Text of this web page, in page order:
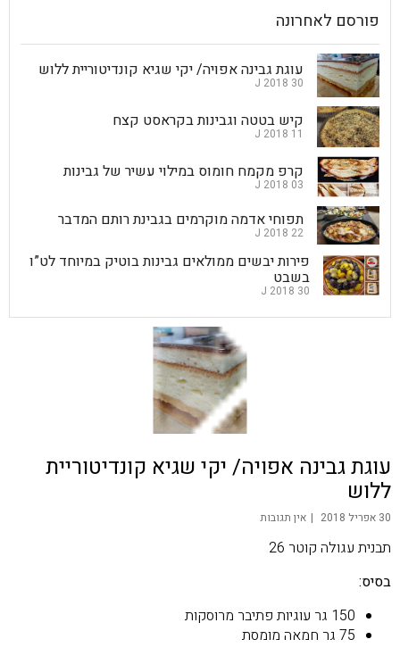
פורסם לאחרונה
עוגת גבינה אפויה/ יקי שגיא קונדיטוריית ללוש
30 J 2018
קיש בטטה וגבינות בקראסט קצח
11 J 2018
קרפ מקמח חומוס במילוי עשיר של גבינות
03 J 2018
תפוחי אדמה מוקרמים בגבינת רותם המדבר
22 J 2018
פירות יבשים ממולאים גבינות בוטיק במיוחד לט”ו
בשבט
30 J 2018
עוגת גבינה אפויה/ יקי שגיא קונדיטוריית
ללוש
30 אפריל 2018 אין תגובות
תבנית עגולה קוטר 26
בסיס:
150 גר עוגיות פתיבר מרוסקות
75 גר חמאה מומסת